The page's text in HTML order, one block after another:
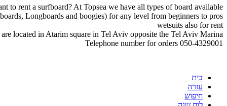
to rent a surfboard? At Topsea we have all types of board available
Longboards and boogies) for any level from beginners to pros
wetsuits also for rent
are located in Atarim square in Tel Aviv opposite the Tel Aviv Marina
Telephone number for orders 050-4329001
בית
עזרה
חיפוש